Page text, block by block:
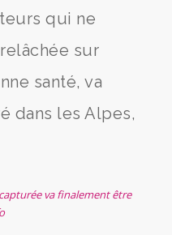
qui ne
sur
santé, va
dans les Alpes,
va finalement être